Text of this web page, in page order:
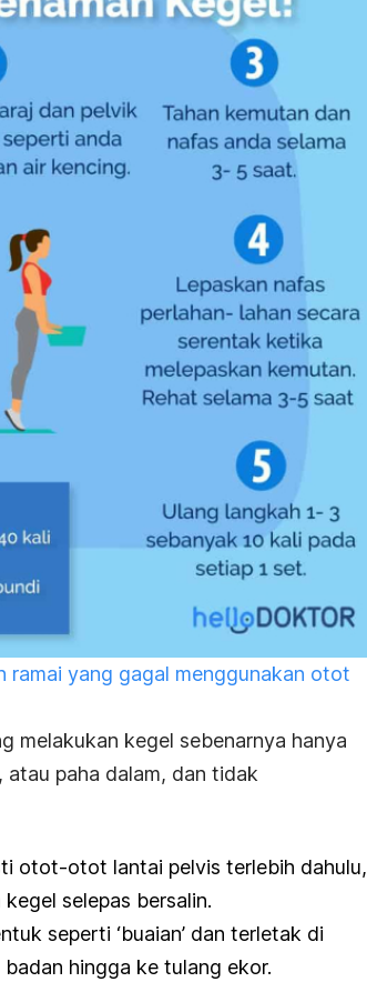
ramai yang gagal menggunakan otot
melakukan kegel sebenarnya hanya
paha dalam, dan tidak
otot-otot lantai pelvis terlebih dahulu,
selepas bersalin.
seperti ‘buaian’ dan terletak di
hingga ke tulang ekor.